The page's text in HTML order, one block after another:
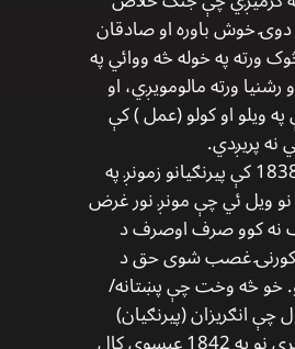
خوش باوره او صادقان
په خوله څه ووائي په
ورته مالومویږي، او
ویلو او کولو (عمل ) کې
نه پریږدي.
کله چې په کال 1838 کې پیرنګیانو زمونږ په
نو ویل ئي چې مونږ نور غرض
نه کوو صرف اوصرف د
کورنۍ غصب شوی حق د
خو څه وخت چې پښتانه/
چې انګریزان (پیرنګیان)